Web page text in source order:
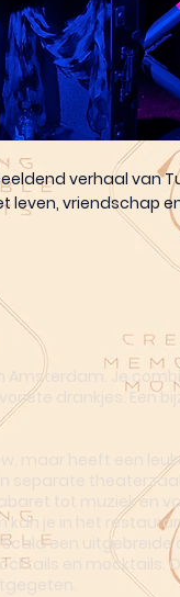
verhaal van
leven, vriendschap
Amsterdam. Je
drankjes. Een
maar heeft een
separate
tot muziek en
kan je in het
Scala een
en mocktails.